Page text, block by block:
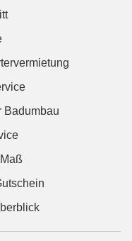
Badumbau